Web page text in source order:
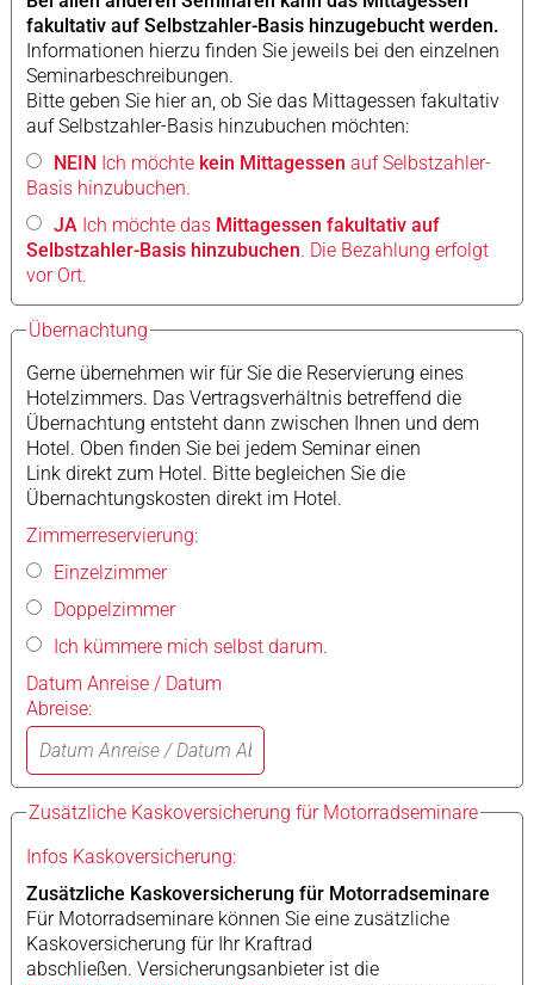
fakultativ auf Selbstzahler-Basis hinzugebucht werden.
Informationen hierzu finden Sie jeweils bei den einzelnen
Seminarbeschreibungen.
Bitte geben Sie hier an, ob Sie das Mittagessen fakultativ
auf Selbstzahler-Basis hinzubuchen möchten:
NEINIch möchte kein Mittagessen auf Selbstzahler-
Basis hinzubuchen.
JA Ich möchte das Mittagessen fakultativ auf
Selbstzahler-Basis hinzubuchen. Die Bezahlung erfolgt
vor Ort.
Übernachtung
Gerne übernehmen wir für Sie die Reservierung eines
Hotelzimmers. Das Vertragsverhältnis betreffend die
Übernachtung entsteht dann zwischen Ihnen und dem
Hotel. Oben finden Sie bei jedem Seminar einen
Link direkt zum Hotel. Bitte begleichen Sie die
Übernachtungskosten direkt im Hotel.
Zimmerreservierung:
Einzelzimmer
Doppelzimmer
Ich kümmere mich selbst darum.
Datum Anreise / Datum
Abreise:
Zusätzliche Kaskoversicherung für Motorradseminare
Infos Kaskoversicherung:
Zusätzliche Kaskoversicherung für Motorradseminare
Für Motorradseminare können Sie eine zusätzliche
Kaskoversicherung für Ihr Kraftrad
abschließen. Versicherungsanbieter ist die